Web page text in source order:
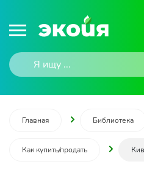
Главная Библиотека
Как купить/продать